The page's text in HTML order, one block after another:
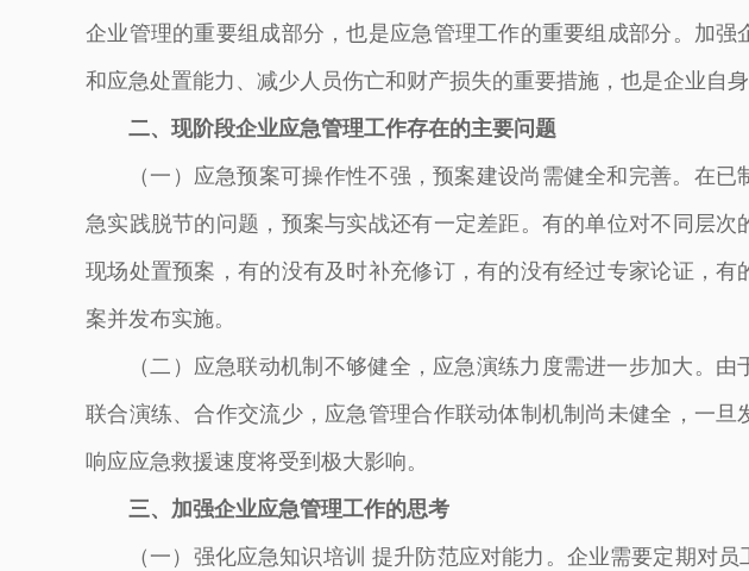
企业管理的重要组成部分，也是应急管理工作的重要组成部分。加
和应急处置能力、减少人员伤亡和财产损失的重要措施，也是企业自
二、现阶段企业应急管理工作存在的主要问题
（一）应急预案可操作性不强，预案建设尚需健全和完善。在
急实践脱节的问题，预案与实战还有一定差距。有的单位对不同层次
现场处置预案，有的没有及时补充修订，有的没有经过专家论证，
案并发布实施。
（二）应急联动机制不够健全，应急演练力度需进一步加大。
联合演练、合作交流少，应急管理合作联动体制机制尚未健全，一
响应应急救援速度将受到极大影响。
三、加强企业应急管理工作的思考
（一）强化应急知识培训 提升防范应对能力。企业需要定期对